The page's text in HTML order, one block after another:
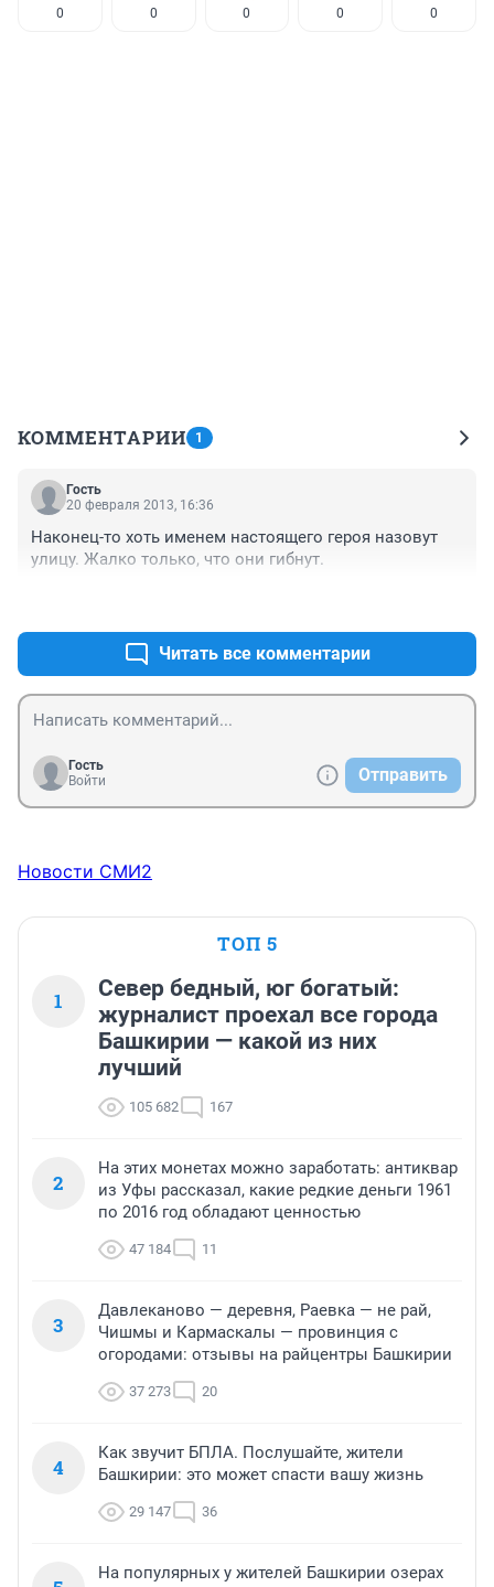
0 0 0 0 0
КОММЕНТАРИИ 1
Гость
20 февраля 2013, 16:36
Наконец-то хоть именем настоящего героя назовут
улицу. Жалко только, что они гибнут.
Читать все комментарии
Гость
Войти
Отправить
Новости СМИ2
ТОП 5
1
Север бедный, юг богатый:
журналист проехал все города
Башкирии — какой из них
лучший
105 682 167
2
На этих монетах можно заработать: антиквар
из Уфы рассказал, какие редкие деньги 1961
по 2016 год обладают ценностью
47 184 11
3
Давлеканово — деревня, Раевка — не рай,
Чишмы и Кармаскалы — провинция с
огородами: отзывы на райцентры Башкирии
37 273 20
4
Как звучит БПЛА. Послушайте, жители
Башкирии: это может спасти вашу жизнь
29 147 36
На популярных у жителей Башкирии озерах